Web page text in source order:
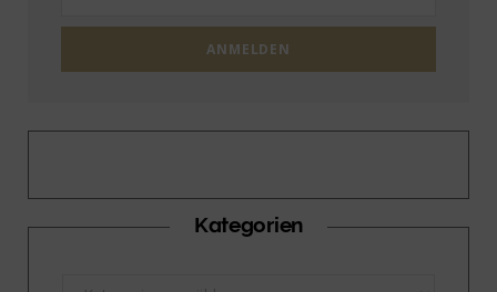
Kategorien